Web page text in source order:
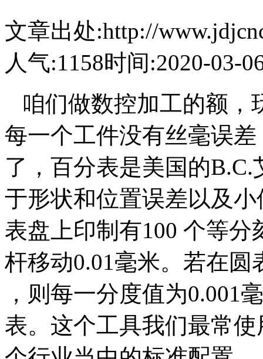
文章出处:http://
人气:1158时间:2020-03-
咱们做数控加工的额，
每一个工件没有丝毫误
了，百分表是美国的
于形状和位置误差以及
表盘上印制有100 个等
杆移动0.01毫米。若在圆
，则每一分度值为0.001
表。这个工具我们最常